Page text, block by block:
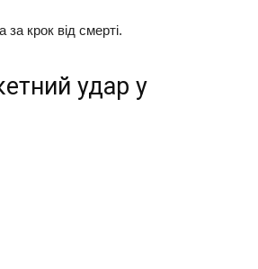
крок від смерті.
удар у